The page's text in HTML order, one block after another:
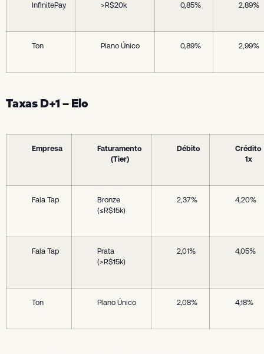
InfinitePay >R$20k 0,85% 2,89%
Ton Plano Único 0,89% 2,99%
Taxas D+1 – Elo
Empresa
Faturamento
(Tier)
Débito
Crédito
1x
Fala Tap
Bronze
(≤R$15k)
2,37% 4,20%
Fala Tap
Prata
(>R$15k)
2,01% 4,05%
Ton Plano Único 2,08% 4,18%